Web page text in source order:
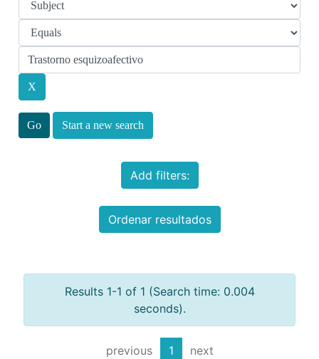
Start a new search
Add filters:
Ordenar resultados
Results 1-1 of 1 (Search time: 0.004
seconds).
previous 1 next